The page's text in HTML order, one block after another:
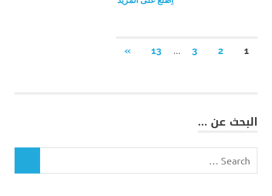
Posts
1
2
3
…
13
NEXT
»
البحث عن …
Search
for: